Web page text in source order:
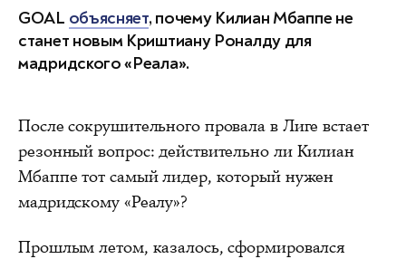
GOAL объясняет, почему Килиан Мбаппе не
станет новым Криштиану Роналду для
мадридского «Реала».
После сокрушительного провала в Лиге встает
резонный вопрос: действительно ли Килиан
Мбаппе тот самый лидер, который нужен
мадридскому «Реалу»?
Прошлым летом, казалось, сформировался